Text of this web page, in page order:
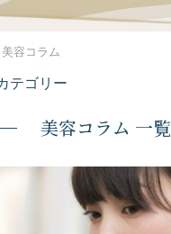
美容コラム
テゴリー
ビ跡・毛穴の開き
美容コラム 一覧